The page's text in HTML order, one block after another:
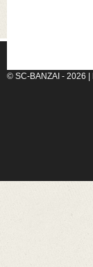
© SC-BANZAI - 2026 |